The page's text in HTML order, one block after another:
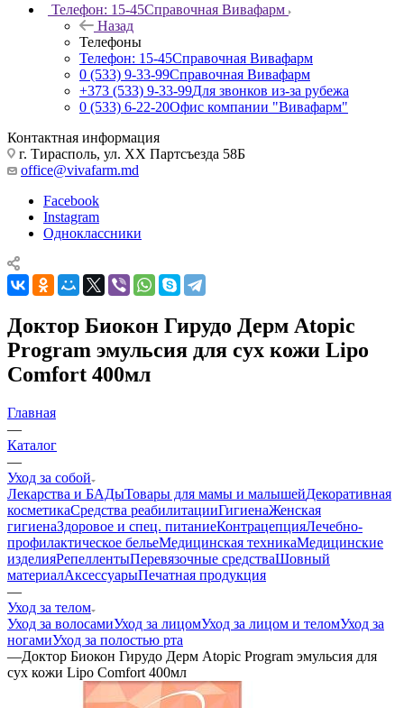
Телефон: 15-45Справочная Вивафарм
Назад
Телефоны
Телефон: 15-45Справочная Вивафарм
0 (533) 9-33-99Справочная Вивафарм
+373 (533) 9-33-99Для звонков из-за рубежа
0 (533) 6-22-20Офис компании "Вивафарм"
Контактная информация
г. Тирасполь, ул. ХХ Партсъезда 58Б
office@vivafarm.md
Facebook
Instagram
Одноклассники
Доктор Биокон Гирудо Дерм Atopic
Program эмульсия для сух кожи Lipo
Comfort 400мл
Главная
—
Каталог
—
Уход за собой
Лекарства и БАДыТовары для мамы и малышейДекоративная
косметикаСредства реабилитацииГигиенаЖенская
гигиенаЗдоровое и спец. питаниеКонтрацепцияЛечебно-
профилактическое бельеМедицинская техникаМедицинские
изделияРепеллентыПеревязочные средстваШовный
материалАксессуарыПечатная продукция
—
Уход за телом
Уход за волосамиУход за лицомУход за лицом и теломУход за
ногамиУход за полостью рта
—Доктор Биокон Гирудо Дерм Atopic Program эмульсия для
сух кожи Lipo Comfort 400мл